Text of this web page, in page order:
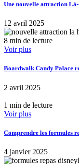
Une nouvelle attraction
12 avril 2025
8 min de lecture
Voir plus
Boardwalk Candy Palace
2 avril 2025
1 min de lecture
Voir plus
Comprendre les formules
4 janvier 2025